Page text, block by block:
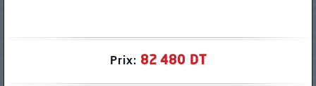
Prix: 82 480 DT